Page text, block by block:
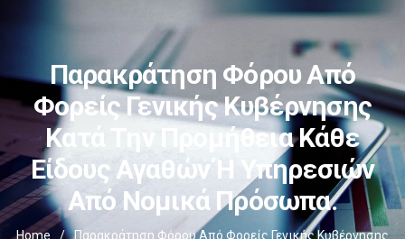
Παρακράτηση Φόρου Από
Φορείς Γενικής Κυβέρνησης
Κατά Την Προμήθεια Κάθε
Είδους Αγαθών Ή Υπηρεσιών
Από Νομικά Πρόσωπα.
Home /
Παρακράτηση Φόρου Από Φορείς Γενικής Κυβέρνησης